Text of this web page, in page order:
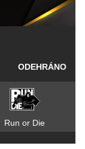
ODEHRÁNO
Run or Die